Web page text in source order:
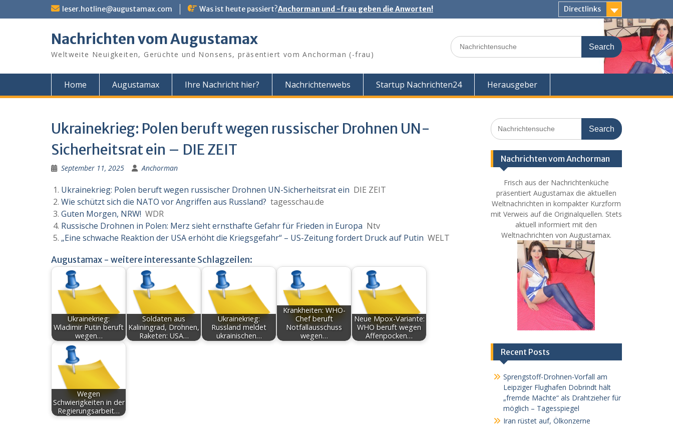
leser.hotline@augustamax.com Was ist heute passiert?Anchorman und -frau geben die Anworten! Directlinks
Nachrichten vom Augustamax
Weltweite Neuigkeiten, Gerüchte und Nonsens, präsentiert vom Anchorman (-frau)
Search
for:
Home Augustamax Ihre Nachricht hier? Nachrichtenwebs Startup Nachrichten24 Herausgeber
Ukrainekrieg: Polen beruft wegen russischer Drohnen UN-
Sicherheitsrat ein – DIE ZEIT
September 11, 2025 Anchorman
Ukrainekrieg: Polen beruft wegen russischer Drohnen UN-Sicherheitsrat ein DIE ZEIT
Wie schützt sich die NATO vor Angriffen aus Russland? tagesschau.de
Guten Morgen, NRW! WDR
Russische Drohnen in Polen: Merz sieht ernsthafte Gefahr für Frieden in Europa Ntv
„Eine schwache Reaktion der USA erhöht die Kriegsgefahr“ – US-Zeitung fordert Druck auf Putin WELT
Augustamax - weitere interessante Schlagzeilen:
Ukrainekrieg:
Wladimir Putin beruft
wegen…
Soldaten aus
Kaliningrad, Drohnen,
Raketen: USA…
Ukrainekrieg:
Russland meldet
ukrainischen…
Krankheiten: WHO-
Chef beruft
Notfallausschuss
wegen…
Neue Mpox-Variante:
WHO beruft wegen
Affenpocken…
Wegen
Schwierigkeiten in der
Regierungsarbeit…
Search
for:
Nachrichten vom Anchorman
Frisch aus der Nachrichtenküche
präsentiert Augustamax die aktuellen
Weltnachrichten in kompakter Kurzform
mit Verweis auf die Originalquellen. Stets
aktuell informiert mit den
Weltnachrichten von Augustamax.
Recent Posts
Sprengstoff-Drohnen-Vorfall am
Leipziger Flughafen Dobrindt hält
„fremde Mächte“ als Drahtzieher für
möglich – Tagesspiegel
Iran rüstet auf, Ölkonzerne